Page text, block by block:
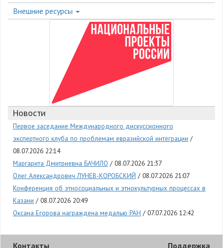
Внешние ресурсы
Новости
Первое заседание Международного дискуссионного
экспертного клуба по проблемам евразийской интеграции
08.07.2026 22:14
Маргарита Дмитриевна БАЧИЛО
08.07.2026 21:37
Олег Александрович ЛУНЕВ-КОРОБСКИЙ
08.07.2026 21:07
Конференция об этносоциальных и этнокультурных процессах в
Казани
08.07.2026 20:49
Оксана Егорова награждена медалью РАН
07.07.2026 12:42
Контакты Поддержка